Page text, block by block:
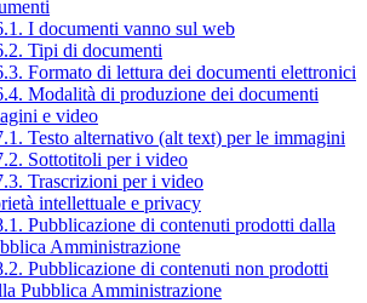
I documenti vanno sul web
Tipi di documenti
Formato di lettura dei documenti elettronici
Modalità di produzione dei documenti
e video
Testo alternativo (alt text) per le immagini
Sottotitoli per i video
Trascrizioni per i video
intellettuale e privacy
Pubblicazione di contenuti prodotti dalla
Amministrazione
Pubblicazione di contenuti non prodotti
Pubblica Amministrazione